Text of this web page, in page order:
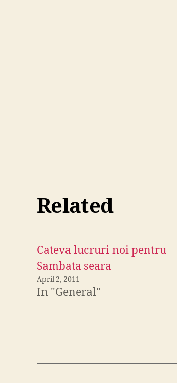
Related
Cateva lucruri noi pentru
Sambata seara
April 2, 2011
In "General"